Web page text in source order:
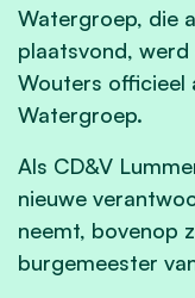
Watergroep, die
plaatsvond,
Wouters officieel
Watergroep.
Als CD&V
nieuwe
neemt, bovenop
burgemeester